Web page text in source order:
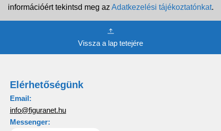
információért tekintsd meg az Adatkezelési tájékoztatónkat.
Vissza a lap tetejére
Elérhetőségünk
Email:
info@figuranet.hu
Messenger: